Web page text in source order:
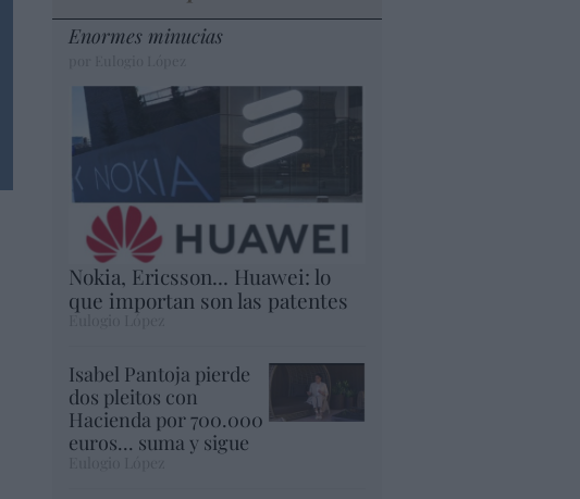
Enormes minucias
Nokia, Ericsson... Huawei: lo
que importan son las patentes
Eulogio López
Isabel Pantoja pierde
dos pleitos con
Hacienda por 700.000
euros... suma y sigue